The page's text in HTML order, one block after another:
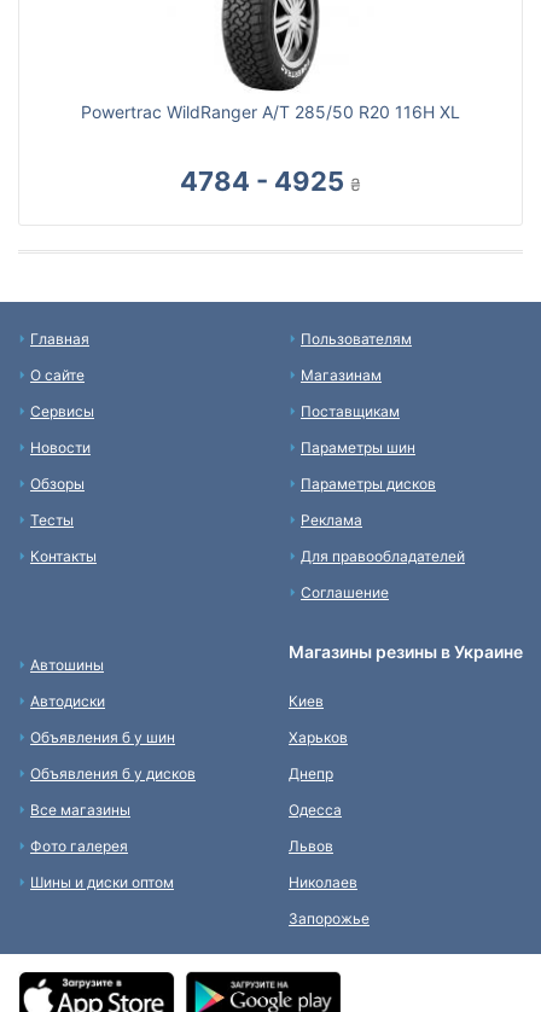
Powertrac WildRanger A/T 285/50 R20 116H XL
4784 - 4925 ₴
Главная
О сайте
Сервисы
Новости
Обзоры
Тесты
Контакты
Пользователям
Магазинам
Поставщикам
Параметры шин
Параметры дисков
Реклама
Для правообладателей
Соглашение
Автошины
Автодиски
Объявления б у шин
Объявления б у дисков
Все магазины
Фото галерея
Шины и диски оптом
Магазины резины в Украине
Киев
Харьков
Днепр
Одесса
Львов
Николаев
Запорожье